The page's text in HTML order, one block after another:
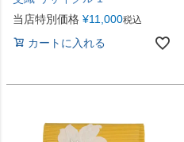
当店特別価格 ¥11,000税込
カートに入れる